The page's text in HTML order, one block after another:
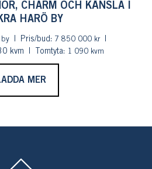
CHARM OCH KÄNSLA I
HARÖ BY
by Pris/bud:
7 850 000 kr
kvm Tomtyta: 1 090 kvm
MER